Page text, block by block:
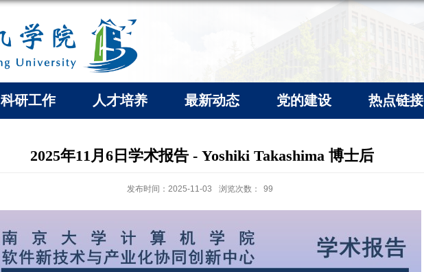
科研工作 人才培养 最新动态 党的建设 热点链接
2025年11月6日学术报告 - Yoshiki Takashima 博士后
发布时间：2025-11-03 浏览次数： 99